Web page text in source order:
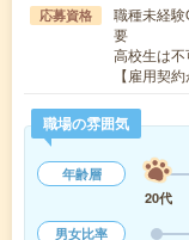
応募資格
職種未経
要
高校生は不
【雇用契
職場の雰囲気
年齢層
20代
男女比率